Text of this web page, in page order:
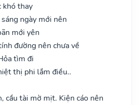
khó thay
ngày mới nên
mới yên
đường nên chưa về
tìm đi
thị phi lắm điều..
cầu tài mờ mịt. Kiện cáo nên